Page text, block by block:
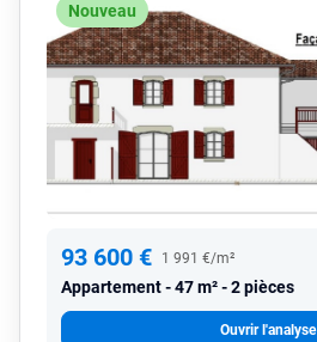
Nouveau
93 600 € 1 991 €/m²
Appartement 47 m² - 2 pièces
Ouvrir l'analyse